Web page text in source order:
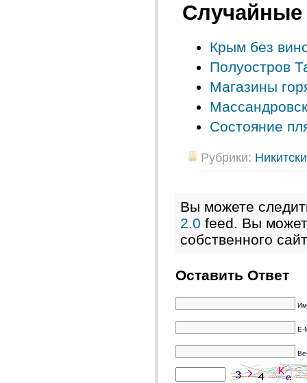
Случайные
Крым без
Полуостров
Магазины
Состояние
Рубрики:
Вы можете
2.0 feed. Вы
собственного
Оставить Ответ
E-